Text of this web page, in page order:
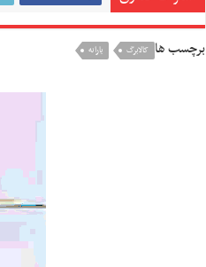
برچسب ها کالابرگ یارانه